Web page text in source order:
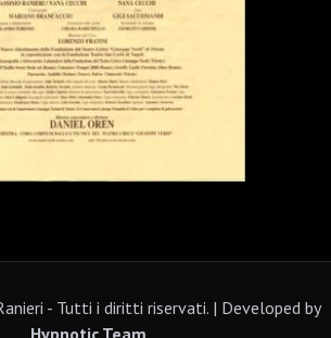
- Tutti i diritti riservati. | Developed by
Hypnotic Team